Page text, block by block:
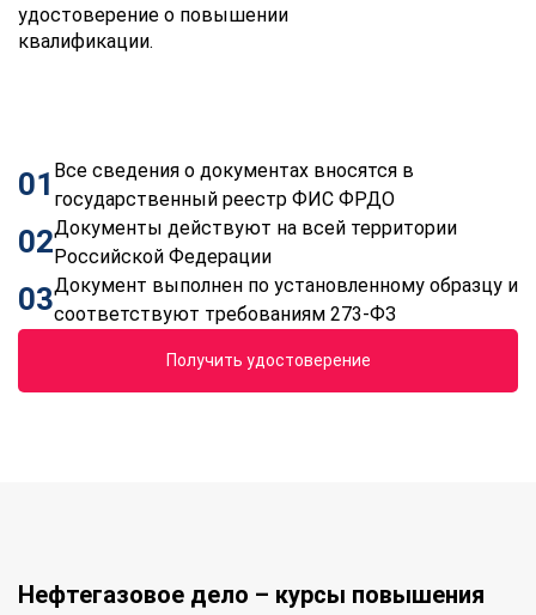
удостоверение о повышении
квалификации.
01 Все сведения о документах вносятся в
государственный реестр ФИС ФРДО
02Документы действуют на всей территории
Российской Федерации
03Документ выполнен по установленному образцу и
соответствуют требованиям 273-ФЗ
Получить удостоверение
Нефтегазовое дело – курсы повышения